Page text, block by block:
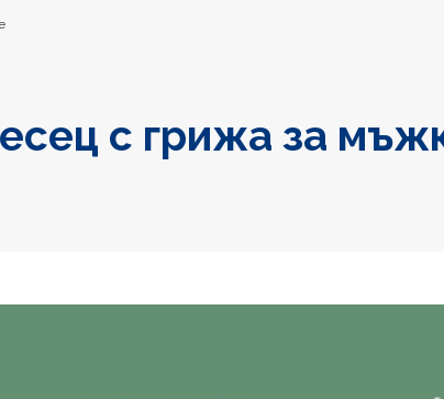
с грижа за